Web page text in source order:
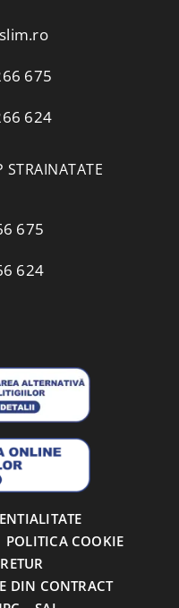
675
624
STRAINATATE
675
624
POLITICA COOKIE
DIN CONTRACT